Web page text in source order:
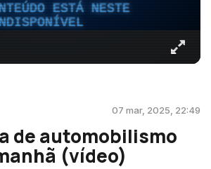
ESTÁ NESTE
07 mar, 2025, 22:49
de automobilismo
(vídeo)